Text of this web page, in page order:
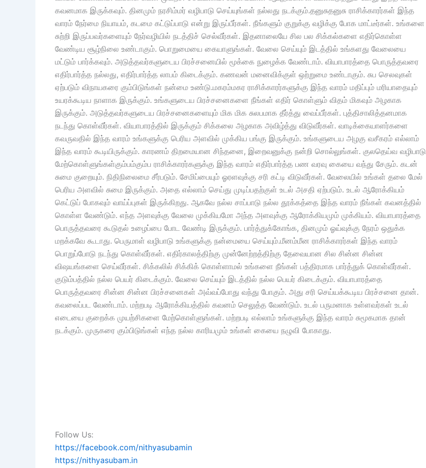
கவனமாக இருக்கவும். தினமும் நரசிம்மர் வழிபாடு செய்யுங்கள் நல்லது நடக்கும்.தனுசுதனுசு ராசிக்காரர்கள் இந்த
வாரம் நேர்மை நியாயம், கடமை கட்டுப்பாடு என்று இருப்பீர்கள். நீங்களும் குறுக்கு வழிக்கு போக மாட்டீர்கள். உங்களை
சுற்றி இருப்பவர்களையும் நேர்வழியில் நடத்திச் செல்வீர்கள். இதனாலையே சில பல சிக்கல்களை எதிர்கொள்ள
வேண்டிய சூழ்நிலை உண்டாகும். பொறுமையை கையாளுங்கள். வேலை செய்யும் இடத்தில் உங்களது வேலையை
மட்டும் பார்க்கவும். அடுத்தவர்களுடைய பிரச்சனையில் மூக்கை நுழைக்க வேண்டாம். வியாபாரத்தை பொருத்தவரை
எதிர்பார்த்த நல்லது, எதிர்பார்த்த லாபம் கிடைக்கும். கணவன் மனைவிக்குள் ஒற்றுமை உண்டாகும். சுப செலவுகள்
ஏற்படும் விநாயகரை கும்பிடுங்கள் நன்மை உண்டு.மகரம்மகர ராசிக்காரர்களுக்கு இந்த வாரம் மதிப்பும் மரியாதையும்
உயரக்கூடிய நாளாக இருக்கும். உங்களுடைய பிரச்சனைகளை நீங்கள் எதிர் கொள்ளும் விதம் மிகவும் அழகாக
இருக்கும். அடுத்தவர்களுடைய பிரச்சனைகளையும் மிக மிக சுலபமாக தீர்த்து வைப்பீர்கள். புத்திசாலித்தனமாக
நடந்து கொள்வீர்கள். வியாபாரத்தில் இருக்கும் சிக்கலை அழகாக அவிழ்த்து விடுவீர்கள். வாடிக்கையாளர்களை
கவருவதில் இந்த வாரம் உங்களுக்கு பெரிய அளவில் முக்கிய பங்கு இருக்கும். உங்களுடைய அழகு வசீகரம் எல்லாம்
இந்த வாரம் கூடியிருக்கும். காரணம் திறமையான சிந்தனை, இறைவனுக்கு நன்றி சொல்லுங்கள். குலதெய்வ வழிபாடு
மேற்கொள்ளுங்கள்கும்பம்கும்ப ராசிக்காரர்களுக்கு இந்த வாரம் எதிர்பார்த்த பண வரவு கையை வந்து சேரும். கடன்
சுமை குறையும். நிதிநிலைமை சீர்படும். சேமிப்பையும் ஓரளவுக்கு சரி கட்டி விடுவீர்கள். வேலையில் உங்கள் தலை மேல்
பெரிய அளவில் சுமை இருக்கும். அதை எல்லாம் செய்து முடிப்பதற்குள் உடல் அசதி ஏற்படும். உடல் ஆரோக்கியம்
கெட்டுப் போகவும் வாய்ப்புகள் இருக்கிறது. ஆகவே நல்ல சாப்பாடு நல்ல தூக்கத்தை இந்த வாரம் நீங்கள் கவனத்தில்
கொள்ள வேண்டும். எந்த அளவுக்கு வேலை முக்கியமோ அந்த அளவுக்கு ஆரோக்கியமும் முக்கியம். வியாபாரத்தை
பொருத்தவரை கூடுதல் உழைப்பை போட வேண்டி இருக்கும். பார்த்துக்கோங்க, தினமும் ஓய்வுக்கு நேரம் ஒதுக்க
மறக்கவே கூடாது. பெருமாள் வழிபாடு உங்களுக்கு நன்மையை செய்யும்.மீனம்மீன ராசிக்காரர்கள் இந்த வாரம்
பொறுப்போடு நடந்து கொள்வீர்கள். எதிர்காலத்திற்கு முன்னேற்றத்திற்கு தேவையான சில சின்ன சின்ன
விஷயங்களை செய்வீர்கள். சிக்கலில் சிக்கிக் கொள்ளாமல் உங்களை நீங்கள் பத்திரமாக பார்த்துக் கொள்வீர்கள்.
குடும்பத்தில் நல்ல பெயர் கிடைக்கும். வேலை செய்யும் இடத்தில் நல்ல பெயர் கிடைக்கும். வியாபாரத்தை
பொருத்தவரை சின்ன சின்ன பிரச்சனைகள் அவ்வப்போது வந்து போகும். அது சரி செய்யக்கூடிய பிரச்சனை தான்.
கவலைப்பட வேண்டாம். மற்றபடி ஆரோக்கியத்தில் கவனம் செலுத்த வேண்டும். உடல் பருமனாக உள்ளவர்கள் உடல்
எடையை குறைக்க முயற்சிகளை மேற்கொள்ளுங்கள். மற்றபடி எல்லாம் உங்களுக்கு இந்த வாரம் சுமூகமாக தான்
நடக்கும். முருகரை கும்பிடுங்கள் எந்த நல்ல காரியமும் உங்கள் கையை நழுவி போகாது.
Follow Us:
https://facebook.com/nithyasubamin
https://nithyasubam.in